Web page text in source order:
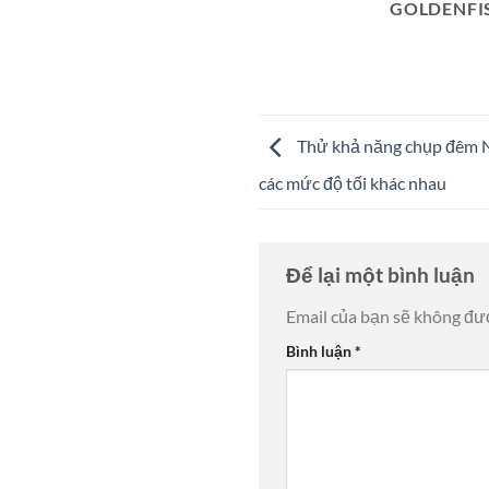
Thử khả năng chụp đêm
các mức độ tối khác nhau
Để lại một bình luận
Email của bạn sẽ không
Bình luận*